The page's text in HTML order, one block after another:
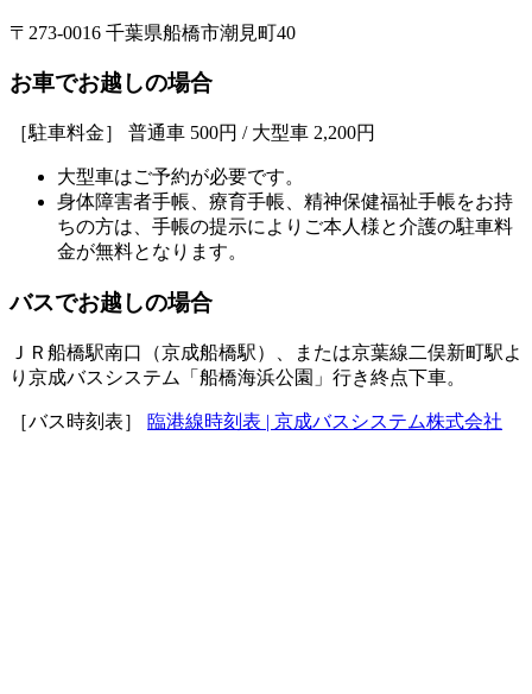
〒273-0016 千葉県船橋市潮見町40
お車でお越しの場合
［駐車料金］ 普通車 500円 / 大型車 2,200円
大型車はご予約が必要です。
身体障害者手帳、療育手帳、精神保健福祉手帳をお持
ちの方は、手帳の提示によりご本人様と介護の駐車料
金が無料となります。
バスでお越しの場合
ＪＲ船橋駅南口（京成船橋駅）、または京葉線二俣新町駅よ
り京成バスシステム「船橋海浜公園」行き終点下車。
［バス時刻表］ 臨港線時刻表 | 京成バスシステム株式会社